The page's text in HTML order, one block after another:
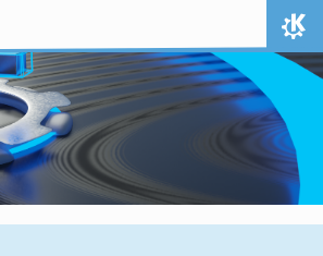
تخط المحتوى
الصفحة الرئيسة